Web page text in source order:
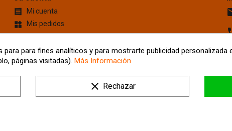
 Mi cuenta
widgets Mis pedidos
Cupones de descuento
account_box Información personal
location_on Mis Direcciones
Tus ajustes de cookies
para fines analíticos y para mostrarte publicidad personalizada
páginas visitadas). Más Información
clear Rechazar